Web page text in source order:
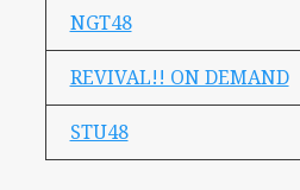
NGT48
REVIVAL!! ON DEMAND
STU48